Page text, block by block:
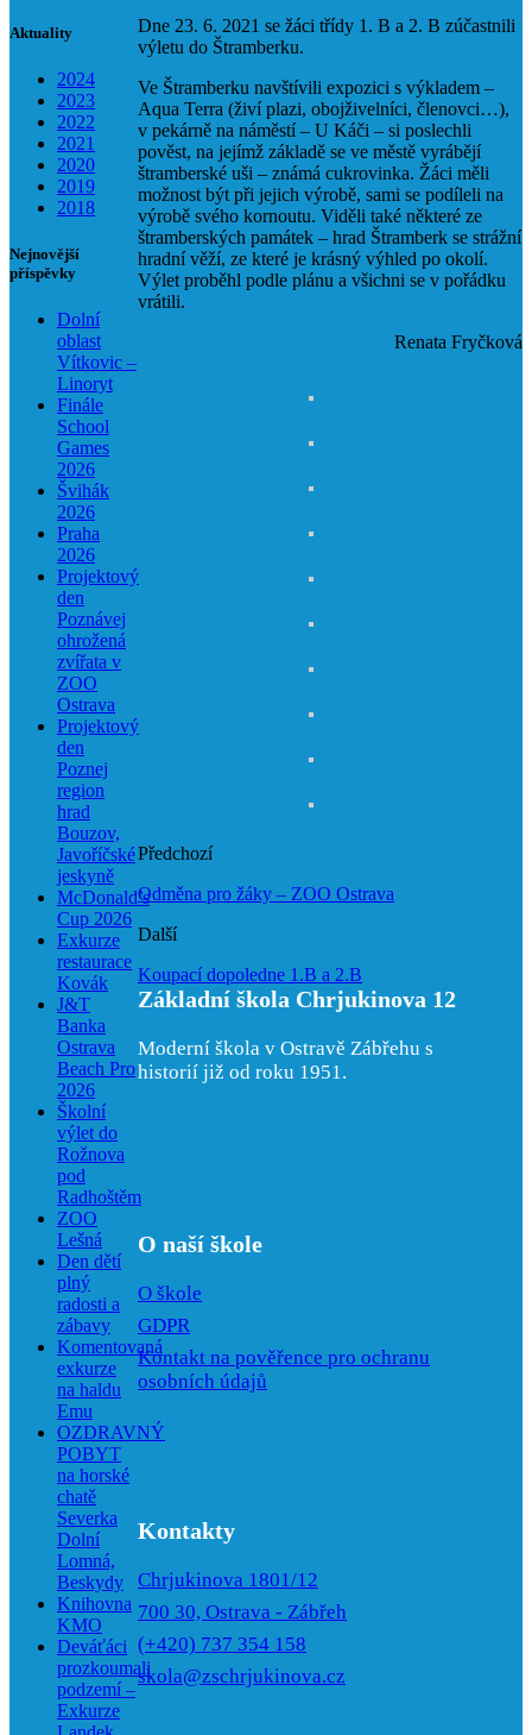
Aktuality
2024
2023
2022
2021
2020
2019
2018
Nejnovější
příspěvky
Dolní
oblast
Vítkovic –
Linoryt
Finále
School
Games
2026
Švihák
2026
Praha
2026
Projektový
den
Poznávej
ohrožená
zvířata v
ZOO
Ostrava
Projektový
den
Poznej
region
hrad
Bouzov,
Javoříčské
jeskyně
McDonald’s
Cup 2026
Exkurze
restaurace
Kovák
J&T
Banka
Ostrava
Beach Pro
2026
Školní
výlet do
Rožnova
pod
Radhoštěm
ZOO
Lešná
Den dětí
plný
radosti a
zábavy
Komentovaná
exkurze
na haldu
Emu
OZDRAVNÝ
POBYT
na horské
chatě
Severka
Dolní
Lomná,
Beskydy
Knihovna
KMO
Deváťáci
prozkoumali
podzemí –
Exkurze
Dne 23. 6. 2021 se žáci třídy 1. B a 2. B zúčastnili
výletu do Štramberku.
Ve Štramberku navštívili expozici s výkladem –
Aqua Terra (živí plazi, obojživelníci, členovci…),
v pekárně na náměstí – U Káči – si poslechli
pověst, na jejímž základě se ve městě vyrábějí
štramberské uši – známá cukrovinka. Žáci měli
možnost být při jejich výrobě, sami se podíleli na
výrobě svého kornoutu. Viděli také některé ze
štramberských památek – hrad Štramberk se strážní
hradní věží, ze které je krásný výhled po okolí.
Výlet proběhl podle plánu a všichni se v pořádku
vrátili.
Renata Fryčková
Předchozí
Odměna pro žáky – ZOO Ostrava
Další
Koupací dopoledne 1.B a 2.B
Základní škola Chrjukinova 12
Moderní škola v Ostravě Zábřehu s
historií již od roku 1951.
O naší škole
O škole
GDPR
Kontakt na pověřence pro ochranu
osobních údajů
Kontakty
Chrjukinova 1801/12
700 30, Ostrava - Zábřeh
(+420) 737 354 158
skola@zschrjukinova.cz